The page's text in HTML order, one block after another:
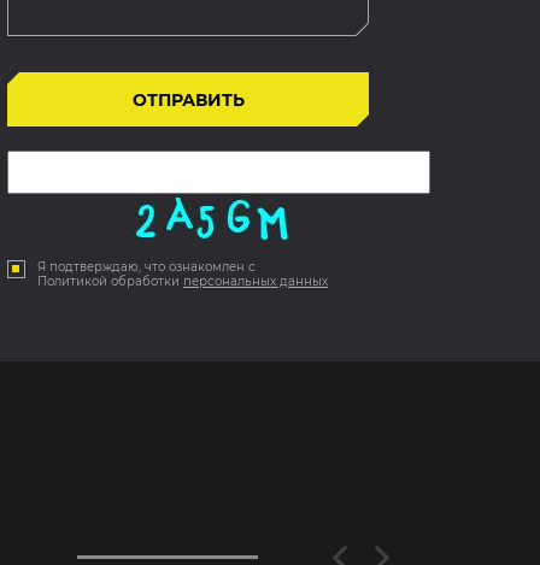
Я подтверждаю, что ознакомлен с
Политикой обработки персональных данных